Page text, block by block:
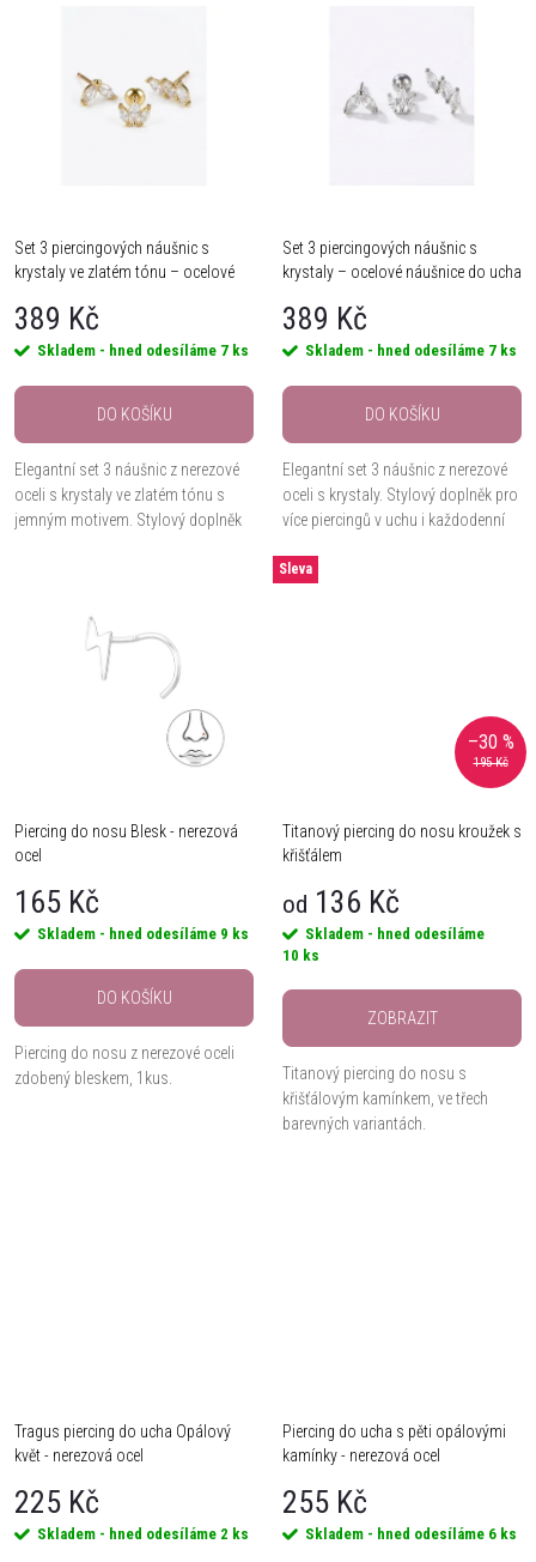
p
r
o
d
u
Abecedně
s
p
r
d
u
Set 3 piercingových náušnic s
krystaly ve zlatém tónu – ocelové
389 Kč
Skladem - hned odesíláme 7 ks
DO KOŠÍKU
Elegantní set 3 náušnic z nerezové
oceli s krystaly ve zlatém tónu s
jemným motivem. Stylový doplněk
Set 3 piercingových náušnic s
krystaly – ocelové náušnice do ucha
389 Kč
Skladem - hned odesíláme 7 ks
DO KOŠÍKU
Elegantní set 3 náušnic z nerezové
oceli s krystaly. Stylový doplněk pro
více piercingů v uchu i každodenní
Piercing do nosu Blesk - nerezová
ocel
165 Kč
Skladem - hned odesíláme 9 ks
DO KOŠÍKU
Piercing do nosu z nerezové oceli
zdobený bleskem, 1kus.
Sleva
195 Kč
–30 %
Titanový piercing do nosu kroužek s
křišťálem
od 136 Kč
Skladem - hned odesíláme
10 ks
ZOBRAZIT
Titanový piercing do nosu s
křišťálovým kamínkem, ve třech
barevných variantách.
Tragus piercing do ucha Opálový
květ - nerezová ocel
225 Kč
Skladem - hned odesíláme 2 ks
Piercing do ucha s pěti opálovými
kamínky - nerezová ocel
255 Kč
Skladem - hned odesíláme 6 ks